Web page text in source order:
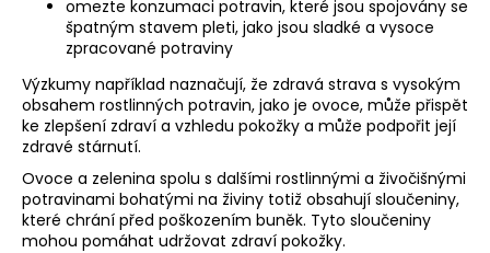
omezte konzumaci potravin, které jsou spojovány se
špatným stavem pleti, jako jsou sladké a vysoce
zpracované potraviny
Výzkumy například naznačují, že zdravá strava s vysokým
obsahem rostlinných potravin, jako je ovoce, může přispět
ke zlepšení zdraví a vzhledu pokožky a může podpořit její
zdravé stárnutí.
Ovoce a zelenina spolu s dalšími rostlinnými a živočišnými
potravinami bohatými na živiny totiž obsahují sloučeniny,
které chrání před poškozením buněk. Tyto sloučeniny
mohou pomáhat udržovat zdraví pokožky.